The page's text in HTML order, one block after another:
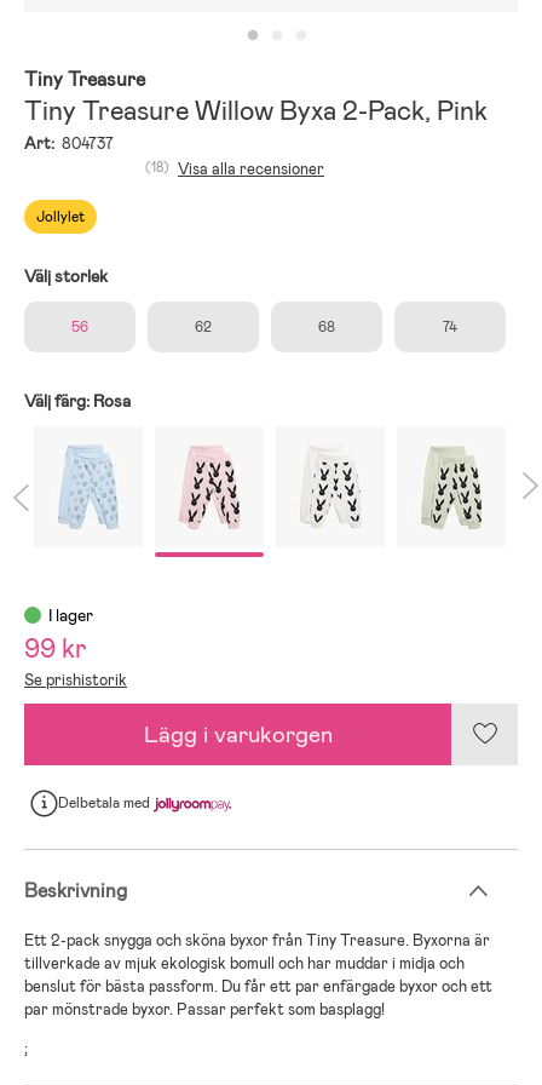
Tiny Treasure
Tiny Treasure Willow Byxa 2-Pack, Pink
Art: 804737
Jollylet
(18) Visa alla recensioner
Välj storlek
56 62 68 74
Välj färg: Rosa
I lager
99 kr
Se prishistorik
Lägg i varukorgen
Delbetalamed
Beskrivning
Ett 2-pack snygga och sköna byxor från Tiny Treasure. Byxorna är
tillverkade av mjuk ekologisk bomull och har muddar i midja och
benslut för bästa passform. Du får ett par enfärgade byxor och ett
par mönstrade byxor. Passar perfekt som basplagg!
;